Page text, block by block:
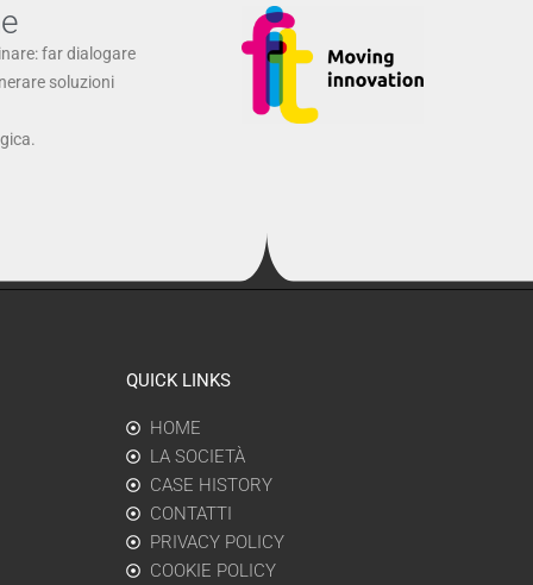
far dialogare
soluzioni
QUICK LINKS
HOME
LA SOCIETÀ
CASE HISTORY
CONTATTI
PRIVACY POLICY
COOKIE POLICY